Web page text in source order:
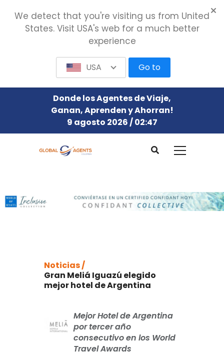
Donde los Agentes de Viaje,
Ganan, Aprenden y Ahorran!
9 agosto 2026 / 02:47
Noticias /
Gran Meliá Iguazú elegido
mejor hotel de Argentina
Mejor Hotel de Argentina
por tercer año
consecutivo en los World
Travel Awards
We detect that you're visiting us from United
States. Visit USA's web for a much better
experience
USA Go to